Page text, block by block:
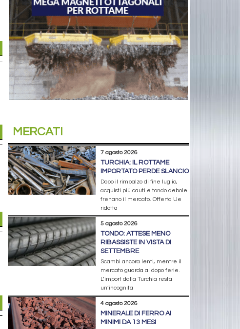
MERCATI
7 agosto 2026
TURCHIA: IL ROTTAME
IMPORTATO PERDE SLANCIO
Dopo il rimbalzo di fine luglio,
acquisti più cauti e tondo debole
frenano il mercato. Offerta Ue
ridotta
5 agosto 2026
TONDO: ATTESE MENO
RIBASSISTE IN VISTA DI
SETTEMBRE
Scambi ancora lenti, mentre il
mercato guarda al dopo ferie.
L’import dalla Turchia resta
un’incognita
4 agosto 2026
MINERALE DI FERRO AI
MINIMI DA 13 MESI